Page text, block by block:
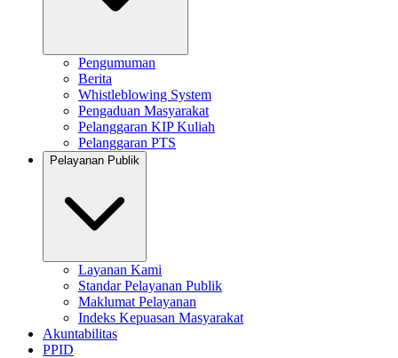
Pengumuman
Berita
Whistleblowing System
Pengaduan Masyarakat
Pelanggaran KIP Kuliah
Pelanggaran PTS
Pelayanan Publik
Layanan Kami
Standar Pelayanan Publik
Maklumat Pelayanan
Indeks Kepuasan Masyarakat
Akuntabilitas
PPID